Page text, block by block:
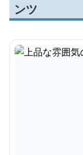
ンツ